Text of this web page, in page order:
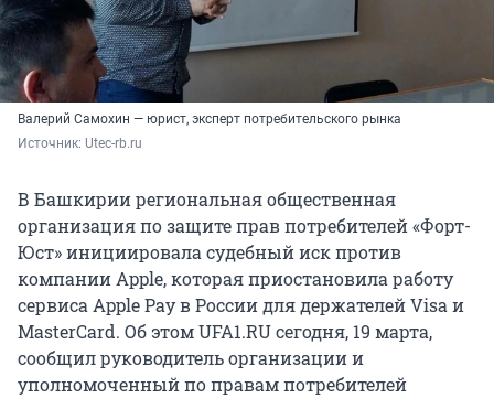
Валерий Самохин — юрист, эксперт потребительского рынка
Источник: Utec-rb.ru
В Башкирии региональная общественная
организация по защите прав потребителей «Форт-
Юст» инициировала судебный иск против
компании Apple, которая приостановила работу
сервиса Apple Pay в России для держателей Visa и
MasterCard. Об этом UFA1.RU сегодня, 19 марта,
сообщил руководитель организации и
уполномоченный по правам потребителей